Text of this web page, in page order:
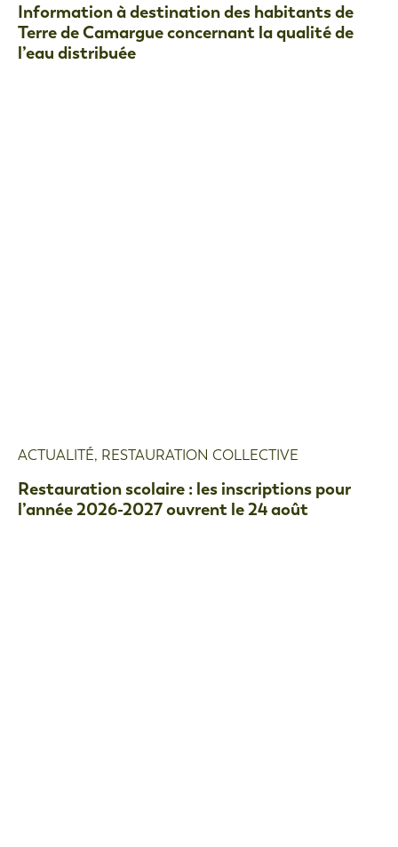
Information à destination des habitants de
Terre de Camargue concernant la qualité de
l’eau distribuée
ACTUALITÉ, RESTAURATION COLLECTIVE
Restauration scolaire : les inscriptions pour
l’année 2026-2027 ouvrent le 24 août